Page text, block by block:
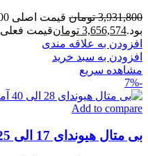
3,931,800 تومان
بود.3,656,574 تومانقیمت فعلی 3,656,574 تومان است.
افزودن به علاقه مندی
افزودن به سبد خرید
مشاهده سریع
-7%
Add to compare
بی متال هیوندای 17 الی 25 آمپر سایز 40AF